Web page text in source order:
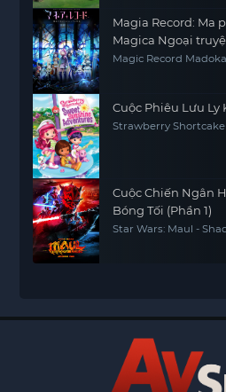
Magia Record: Ma
Magica Ngoại
Magic Record
Cuộc Phiêu Lưu Ly
Strawberry
Cuộc Chiến Ngân
Bóng Tối (Phần 1)
Star Wars: Maul -